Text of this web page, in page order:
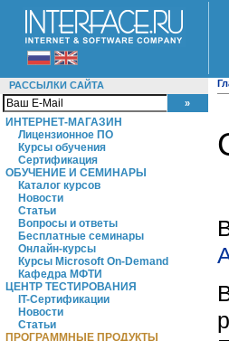
РАССЫЛКИ САЙТА
ИНТЕРНЕТ-МАГАЗИН
Лицензионное ПО
Курсы обучения
Сертификация
ОБУЧЕНИЕ И СЕМИНАРЫ
Каталог курсов
Новости
Статьи
Вопросы и ответы
Бесплатные семинары
Онлайн-курсы
Курсы Microsoft On-Demand
Кафедра МФТИ
ЦЕНТР ТЕСТИРОВАНИЯ
IT-Сертификации
Новости
Статьи
ПРОГРАММНЫЕ ПРОДУКТЫ